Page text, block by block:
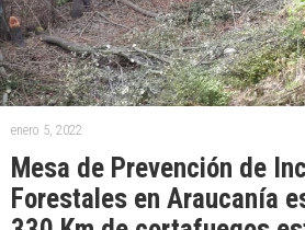
enero 5, 2022
Mesa de Prevención de
Forestales en Araucanía